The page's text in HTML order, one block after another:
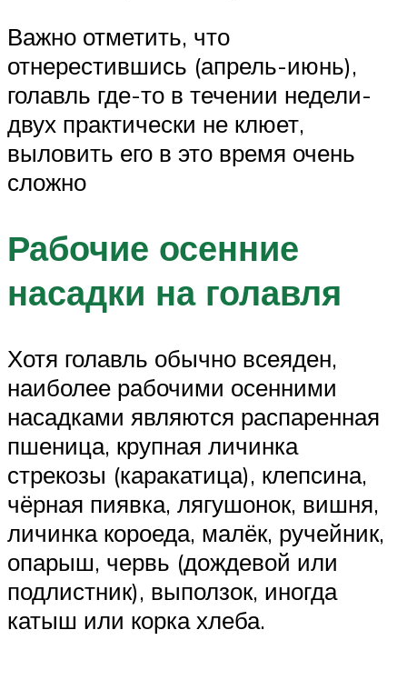
Важно отметить, что
отнерестившись (апрель-июнь),
голавль где-то в течении недели-
двух практически не клюет,
выловить его в это время очень
сложно
Рабочие осенние
насадки на голавля
Хотя голавль обычно всеяден,
наиболее рабочими осенними
насадками являются распаренная
пшеница, крупная личинка
стрекозы (каракатица), клепсина,
чёрная пиявка, лягушонок, вишня,
личинка короеда, малёк, ручейник,
опарыш, червь (дождевой или
подлистник), выползок, иногда
катыш или корка хлеба.